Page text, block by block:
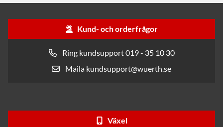
Kund- och orderfrågor
Ring kundsupport 019 - 35 10 30
Maila kundsupport@wuerth.se
Växel